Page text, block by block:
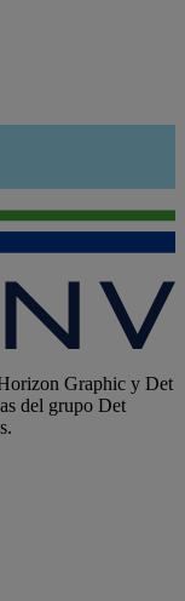
Graphic y Det
del grupo Det